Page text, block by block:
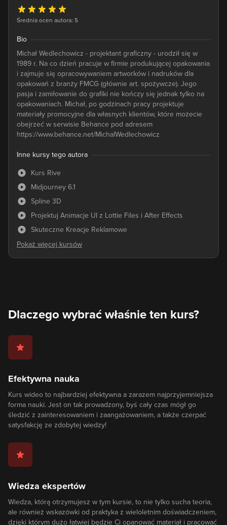
Średnia ocen autora: 5
Bio
Michał Wedlechowicz - projektant graficzny - urodził się w
1989 r. Na co dzień pracuje w firmie produkującej opakowania
i zajmuje się opracowywaniem artworków i nadruków dla
opakowań z branży FMCG (głównie art. spożywcze). Jego
pasja i zamiłowanie do grafiki nie kończy się jednak tylko na
opakowaniach. Michał, po godzinach pracy projektuje
materiały promocyjne dla własnych klientów, które możecie
obejrzeć w serwisie Behance pod adresem
https://www.behance.net/MichalWedlechowicz
Inne kursy tego autora
Kurs Rive
Midjourney 6.1
Spline 3D
Projektuj Animacje UI z Lottie Files i After Effects
Skuteczne Kreacje Reklamowe
Dlaczego wybrać właśnie ten kurs?
Efektywna nauka
Kurs wideo to najbardziej efektywna a zarazem najprzyjemniejsza
forma nauki. Jest on tak prowadzony, byś cały czas mógł go
śledzić z zainteresowaniem i zaangażowaniem, a także czerpać
satysfakcję ze zdobytej wiedzy!
Wiedza ekspertów
Wiedza, którą otrzymujesz w tym kursie, to nie tylko sucha teoria,
ale również wskazówki od praktyka z wieloletnim doświadczeniem,
dzięki którym dużo łatwiej będzie Ci opanować materiał i pracować